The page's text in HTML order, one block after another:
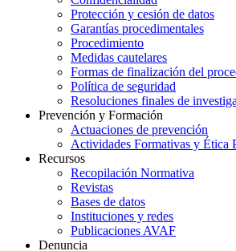
Protección y cesión de datos
Garantías procedimentales
Procedimiento
Medidas cautelares
Formas de finalización del
Política de seguridad
Resoluciones finales de
Prevención y Formación
Actuaciones de prevención
Actividades Formativas y Ética
Recursos
Recopilación Normativa
Revistas
Bases de datos
Instituciones y redes
Publicaciones AVAF
Denuncia